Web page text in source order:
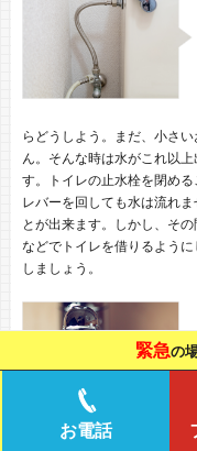
らどうしよう。まだ、小さ
ん。そんな時は水がこれ以
す。トイレの止水栓を閉め
レバーを回しても水は流れ
とが出来ます。しかし、そ
などでトイレを借りるよう
しましょう。
緊急の
お電話